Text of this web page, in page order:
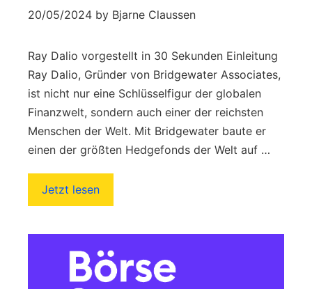
20/05/2024 by Bjarne Claussen
Ray Dalio vorgestellt in 30 Sekunden Einleitung
Ray Dalio, Gründer von Bridgewater Associates,
ist nicht nur eine Schlüsselfigur der globalen
Finanzwelt, sondern auch einer der reichsten
Menschen der Welt. Mit Bridgewater baute er
einen der größten Hedgefonds der Welt auf …
Jetzt lesen